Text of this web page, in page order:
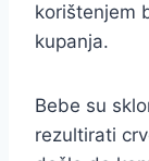
korištenjem
kupanja.
Bebe su
rezultirati